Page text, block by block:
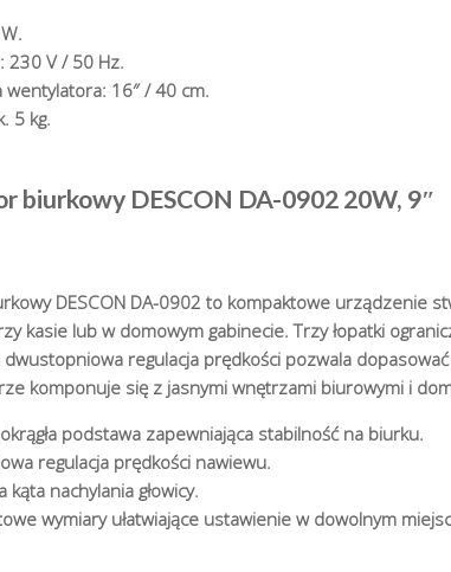
230 V / 50 Hz.
wentylatora: 16″ / 40 cm.
5 kg.
biurkowy DESCON DA-0902 20W, 9″
DESCON DA-0902 to kompaktowe urządzenie
kasie lub w domowym gabinecie. Trzy łopatki
dwustopniowa regulacja prędkości pozwala
komponuje się z jasnymi wnętrzami biurowymi i
podstawa zapewniająca stabilność na biurku.
regulacja prędkości nawiewu.
kąta nachylania głowicy.
wymiary ułatwiające ustawienie w dowolnym